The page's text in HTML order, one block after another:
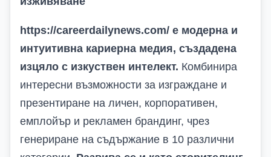
https://careerdailynews.com/ е модерна и
интуитивна кариерна медия, създадена
изцяло с изкуствен интелект. Комбинира
интересни възможности за изграждане и
презентиране на личен, корпоративен,
емплойър и рекламен брандинг, чрез
генериране на съдържание в 10 различни